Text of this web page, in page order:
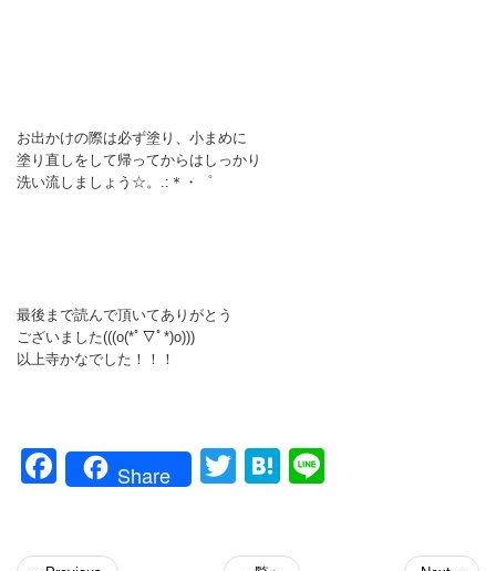
お出かけの際は必ず塗り、小まめに
塗り直しをして帰ってからはしっかり
洗い流しましょう☆。.:＊・゜
最後まで読んで頂いてありがとう
ございました(((o(*ﾟ▽ﾟ*)o)))
以上寺かなでした！！！
Facebook
Share TwitterHatena